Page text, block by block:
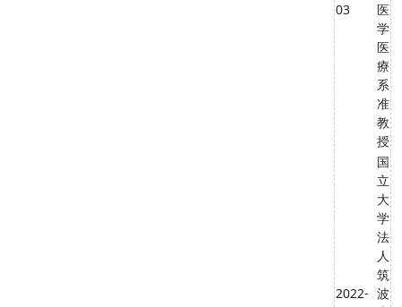
03
医
学
医
療
系
准
教
授
2022-
国
立
大
学
法
人
筑
波